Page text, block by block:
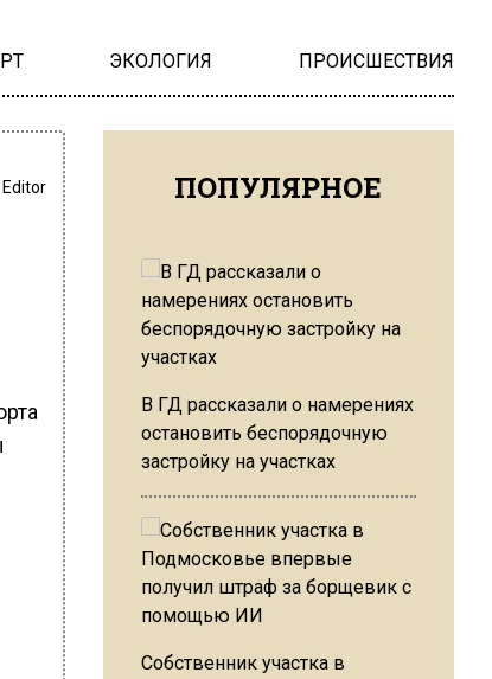
ЭКОЛОГИЯ ПРОИСШЕСТВИЯ
Editor ПОПУЛЯРНОЕ
В ГД рассказали о намерениях
остановить беспорядочную
застройку на участках
Собственник участка в